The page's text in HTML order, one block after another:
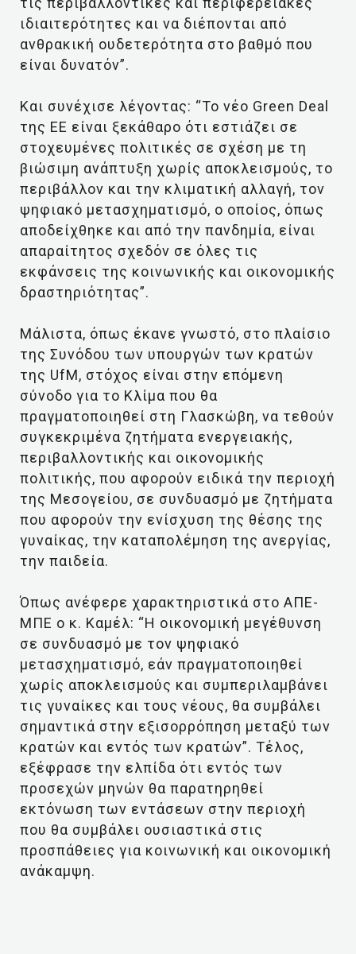
ιδιαιτερότητες και να διέπονται από
ανθρακική ουδετερότητα στο βαθμό που
είναι δυνατόν”.
Και συνέχισε λέγοντας: “Το νέο Green Deal
της ΕΕ είναι ξεκάθαρο ότι εστιάζει σε
στοχευμένες πολιτικές σε σχέση με τη
βιώσιμη ανάπτυξη χωρίς αποκλεισμούς, το
περιβάλλον και την κλιματική αλλαγή, τον
ψηφιακό μετασχηματισμό, ο οποίος, όπως
αποδείχθηκε και από την πανδημία, είναι
απαραίτητος σχεδόν σε όλες τις
εκφάνσεις της κοινωνικής και οικονομικής
δραστηριότητας”.
Μάλιστα, όπως έκανε γνωστό, στο πλαίσιο
της Συνόδου των υπουργών των κρατών
της UfM, στόχος είναι στην επόμενη
σύνοδο για το Κλίμα που θα
πραγματοποιηθεί στη Γλασκώβη, να τεθούν
συγκεκριμένα ζητήματα ενεργειακής,
περιβαλλοντικής και οικονομικής
πολιτικής, που αφορούν ειδικά την περιοχή
της Μεσογείου, σε συνδυασμό με ζητήματα
που αφορούν την ενίσχυση της θέσης της
γυναίκας, την καταπολέμηση της ανεργίας,
την παιδεία.
Όπως ανέφερε χαρακτηριστικά στο ΑΠΕ-
ΜΠΕ ο κ. Καμέλ: “Η οικονομική μεγέθυνση
σε συνδυασμό με τον ψηφιακό
μετασχηματισμό, εάν πραγματοποιηθεί
χωρίς αποκλεισμούς και συμπεριλαμβάνει
τις γυναίκες και τους νέους, θα συμβάλει
σημαντικά στην εξισορρόπηση μεταξύ των
κρατών και εντός των κρατών”. Τέλος,
εξέφρασε την ελπίδα ότι εντός των
προσεχών μηνών θα παρατηρηθεί
εκτόνωση των εντάσεων στην περιοχή
που θα συμβάλει ουσιαστικά στις
προσπάθειες για κοινωνική και οικονομική
ανάκαμψη.